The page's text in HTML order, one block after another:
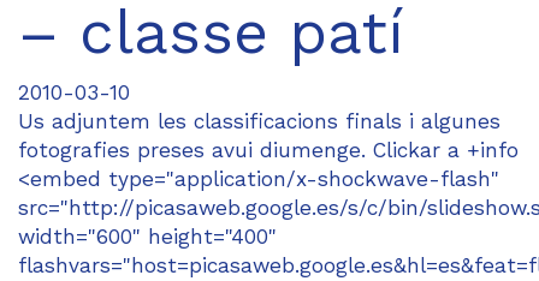
– classe patí
2010-03-10
Us adjuntem les classificacions finals i algunes
fotografies preses avui diumenge. Clickar a +info
<embed type="application/x-shockwave-flash"
src="http://picasaweb.google.es/s/c/bin/
width="600" height="400"